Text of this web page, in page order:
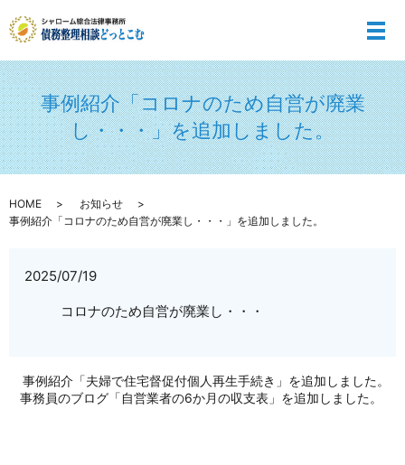
メ
事例紹介「コロナのため自営が廃業
し・・・」を追加しました。
HOME
お知らせ
事例紹介「コロナのため自営が廃業し・・・」を追加しました。
2025/07/19
コロナのため自営が廃業し・・・
事例紹介「夫婦で住宅督促付個人再生手続き」を追加しました。
事務員のブログ「自営業者の6か月の収支表」を追加しました。